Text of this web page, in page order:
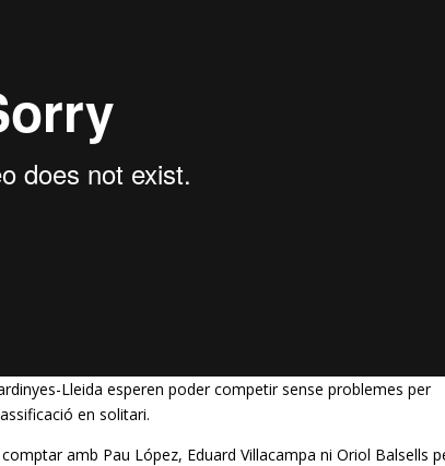
-Lleida esperen poder competir sense problemes per
en solitari.
amb Pau López, Eduard Villacampa ni Oriol Balsells